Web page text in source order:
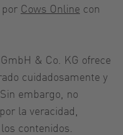
Cows Online con
& Co. KG ofrece
cuidadosamente y
embargo, no
la veracidad,
contenidos.